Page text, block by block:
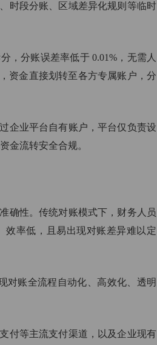
时段分账、区域差异化规则等临时
，分账误差率低于 0.01%，无需人
资金直接划转至各方专属账户，分
企业平台自有账户，平台仅负责设
金流转安全合规。
确性。传统对账模式下，财务人员
效率低，且易出现对账差异难以定
对账全流程自动化、高效化、透明
付等主流支付渠道，以及企业现有